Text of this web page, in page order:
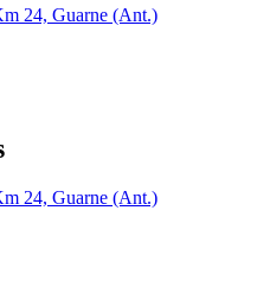
24, Guarne (Ant.)
24, Guarne (Ant.)